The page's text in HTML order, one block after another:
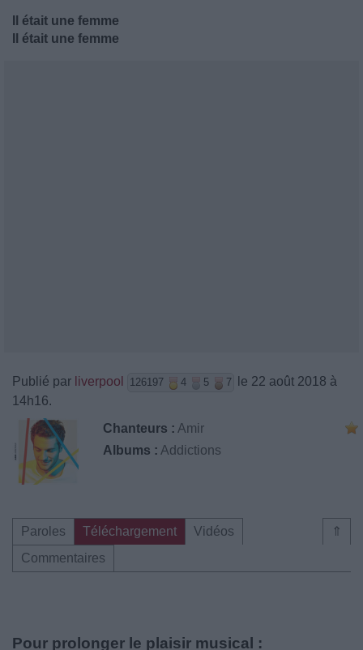
Il était une femme
Il était une femme
Publié par liverpool 126197 4 5 7
le 22 août 2018 à
14h16.
Chanteurs : Amir
Albums : Addictions
⇑
Paroles Téléchargement
Vidéos
Commentaires
Pour prolonger le plaisir musical :